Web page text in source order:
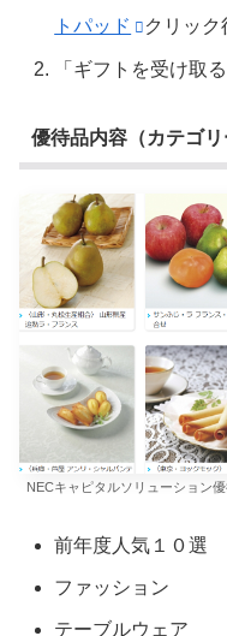
トパッド
クリック
「ギフトを受け取
優待品内容（カテゴリ
NECキャピタルソリューショ
前年度人気１０選
ファッション
テーブルウェア